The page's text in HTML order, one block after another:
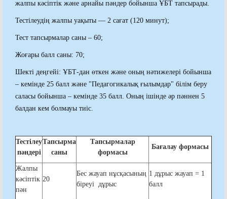
жалпы кәсіптік және арнайы пәндер бойынша ҰБТ тапсырады.
Тестілеудің жалпы уақыты — 2 сағат (120 минут);
Тест тапсырмалар саны – 60;
Жоғары балл саны: 70;
Шекті деңгейі: ҰБТ-дан өткен және оның нәтижелері бойынша
– кемінде 25 балл және "Педагогикалық ғылымдар" білім беру
саласы бойынша – кемінде 35 балл. Оның ішінде әр пәннен 5
балдан кем болмауы тиіс.
Тестілеу
пәндері
Тапсырма
саны
Тапсырмалар
формасы
Бағалау формасы
Жалпы
кәсіптік
пән
20
Бес жауап нұсқасының
біреуі дұрыс
1 дұрыс жауап = 1
балл